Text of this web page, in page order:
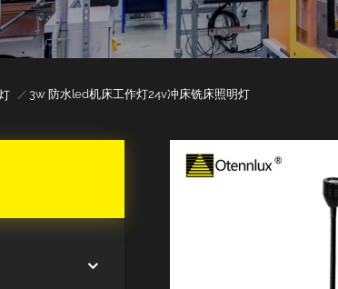
/ 3w 防水led机床工作灯24v冲床铣床照明灯